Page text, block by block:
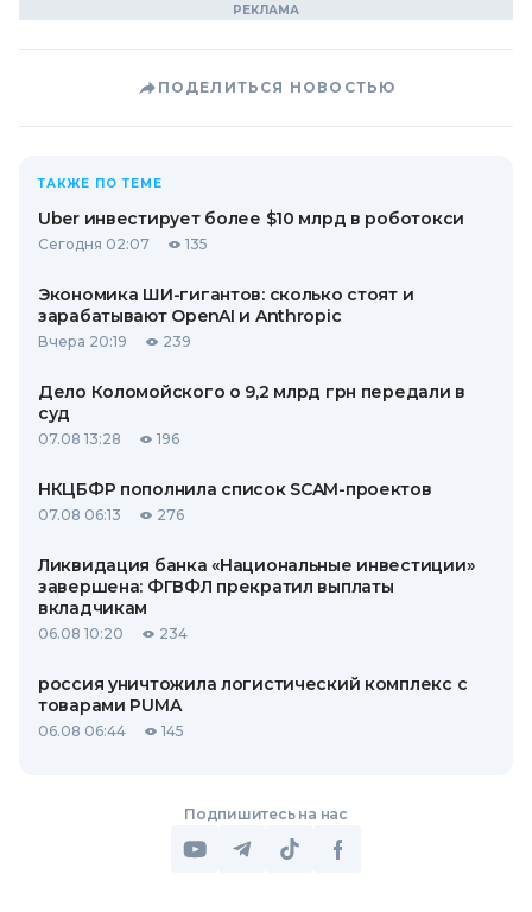
ПОДЕЛИТЬСЯ НОВОСТЬЮ
ТАКЖЕ ПО ТЕМЕ
Uber инвестирует более $10 млрд в роботокси
Сегодня 02:07 135
Экономика ШИ-гигантов: сколько стоят и
зарабатывают OpenAI и Anthropic
Вчера 20:19 239
Дело Коломойского о 9,2 млрд грн передали в
суд
07.08 13:28 196
НКЦБФР пополнила список SCAM-проектов
07.08 06:13 276
Ликвидация банка «Национальные инвестиции»
завершена: ФГВФЛ прекратил выплаты
вкладчикам
06.08 10:20 234
россия уничтожила логистический комплекс с
товарами PUMA
06.08 06:44 145
Подпишитесь на нас